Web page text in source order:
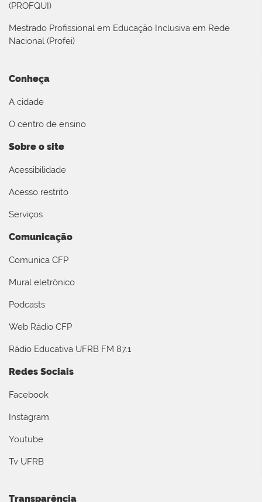
(PROFQUI)
Mestrado Profissional em Educação Inclusiva em Rede
Nacional (Profei)
Conheça
A cidade
O centro de ensino
Sobre o site
Acessibilidade
Acesso restrito
Serviços
Comunicação
Comunica CFP
Mural eletrônico
Podcasts
Web Rádio CFP
Rádio Educativa UFRB FM 87.1
Redes Sociais
Facebook
Instagram
Youtube
Tv UFRB
Transparência